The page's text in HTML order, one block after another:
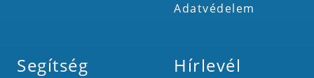
Adatvédelem
Segítség Hírlevél